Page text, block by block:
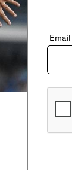
Email